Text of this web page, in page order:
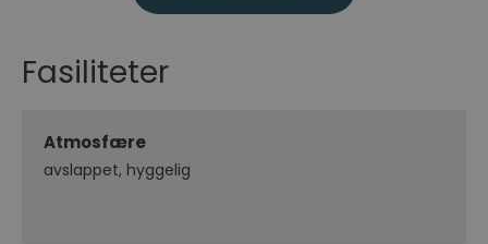
Fasiliteter
Atmosfære
avslappet hyggelig